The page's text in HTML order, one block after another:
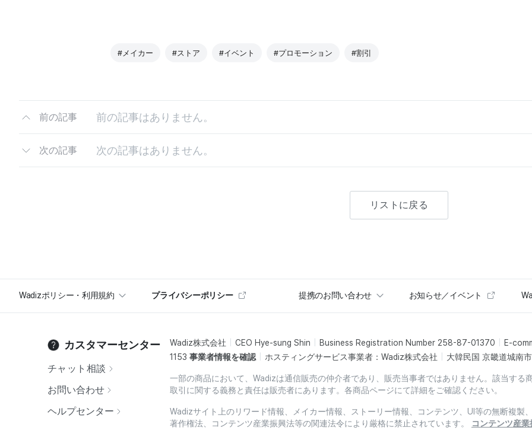
#メイカー #ストア #イベント #プロモーション #割引
前の記事 前の記事はありません。
次の記事 次の記事はありません。
リストに戻る
Wadizポリシー・利用規約 プライバシーポリシー 提携のお問い合わせ お知らせ／イベント
カスタマーセンター
チャット相談
お問い合わせ
ヘルプセンター
Wadiz株式会社 CEO Hye-sung Shin Business Registration Number 258-87-01370
E-
1153 事業者情報を確認 ホスティングサービス事業者：Wadiz株式会社 大韓民国 京畿道城南
一部の商品において、Wadizは通信販売の仲介者であり、販売当事者ではありません。該当する
取引に関する義務と責任は販売者にあります。各商品ページにて詳細をご確認ください。
Wadizサイト上のリワード情報、メイカー情報、ストーリー情報、コンテンツ、UI等の無断複製
著作権法、コンテンツ産業振興法等の関連法令により厳格に禁止されています。
コンテンツ産